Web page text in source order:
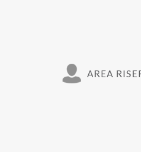
AREA